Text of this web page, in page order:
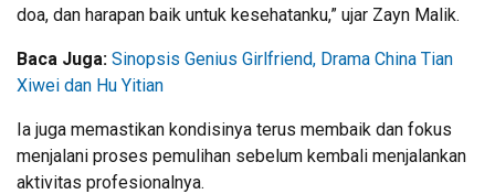
doa, dan harapan baik untuk kesehatanku,” ujar Zayn Malik.
Baca Juga: Sinopsis Genius Girlfriend, Drama China Tian
Xiwei dan Hu Yitian
Ia juga memastikan kondisinya terus membaik dan fokus
menjalani proses pemulihan sebelum kembali menjalankan
aktivitas profesionalnya.